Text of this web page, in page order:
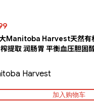
Manitoba Harvest天然有
提取 润肠胃 平衡血压胆固
Harvest
加入购物车